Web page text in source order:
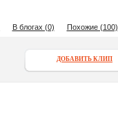
В блогах (0) Похожие (100)
ДОБАВИТЬ КЛИП